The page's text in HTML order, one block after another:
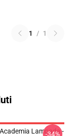
1 / 1
Lampada -
-34%